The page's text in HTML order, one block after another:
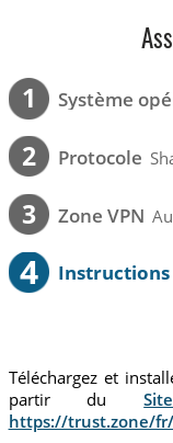
1 Système
2 Protocole
3 Zone VPN
4 Instructions
Téléchargez et
partir du
https://trust.zone/